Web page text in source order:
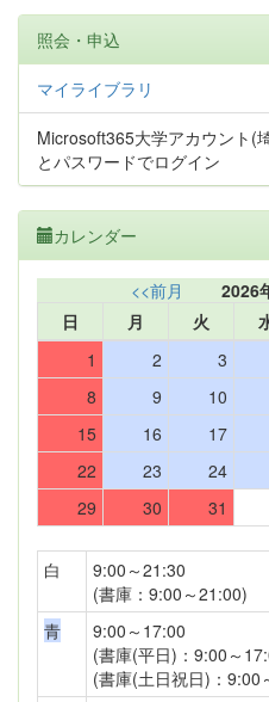
照会・申込
マイライブラリ
Microsoft365大学アカウント(
とパスワードでログイン
カレンダー
<<前月 2026
日
月 火
1
2 3
8
9 10
15
16 17
22
23 24
29
30 31
白
9:00～21:30
(書庫：9:00～21:00)
青
9:00～17:00
(書庫(平日)：9:00～
(書庫(土日祝日)：9:00